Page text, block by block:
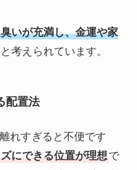
いが充満し、金運や家
考えられています。
配置法
れすぎると不便です
にできる位置が理想 で